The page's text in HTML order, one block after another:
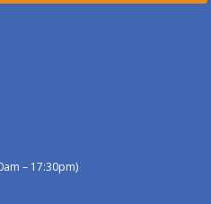
– 17:30pm)